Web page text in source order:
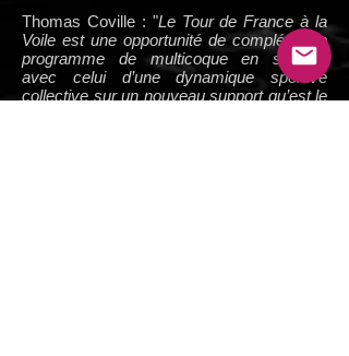
Thomas Coville : "Le Tour de France à la
Voile est une opportunité de compléter un
programme de multicoque en solitaire
avec celui d’une dynamique sportive
collective sur un nouveau support qu’est le